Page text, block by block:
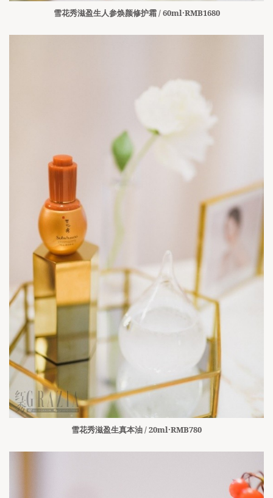
雪花秀滋盈生人参焕颜修护霜 / 60ml·RMB1680
雪花秀滋盈生真本油 / 20ml·RMB780